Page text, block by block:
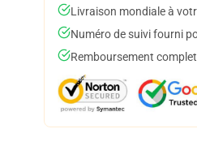
Livraison mondiale à
Numéro de suivi fourni
Remboursement